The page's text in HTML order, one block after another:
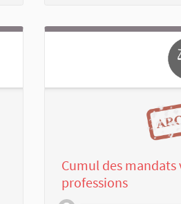
Cumul des
professions